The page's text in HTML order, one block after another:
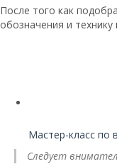
После того как
обозначения и
Мастер-класс по
Следует